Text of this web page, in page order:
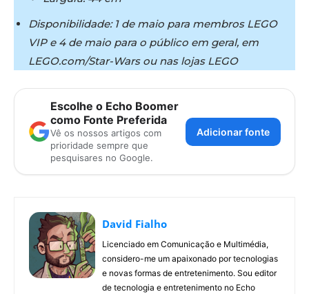
Disponibilidade: 1 de maio para membros LEGO
VIP e 4 de maio para o público em geral, em
LEGO.com/Star-Wars ou nas lojas LEGO
Escolhe o Echo Boomer
como Fonte Preferida
Vê os nossos artigos com
prioridade sempre que
pesquisares no Google.
Adicionar fonte
David Fialho
Licenciado em Comunicação e Multimédia,
considero-me um apaixonado por tecnologias
e novas formas de entretenimento. Sou editor
de tecnologia e entretenimento no Echo